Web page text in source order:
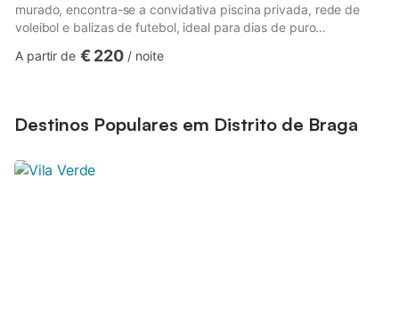
murado, encontra-se a convidativa piscina privada, rede de
voleibol e balizas de futebol, ideal para dias de puro
jardim, descobrirá várias áreas para desfrutar de uma refeição
Existe também um terraço coberto para relaxar com sofás ...
A partir de € 220 / noite
Destinos Populares em Distrito de Braga